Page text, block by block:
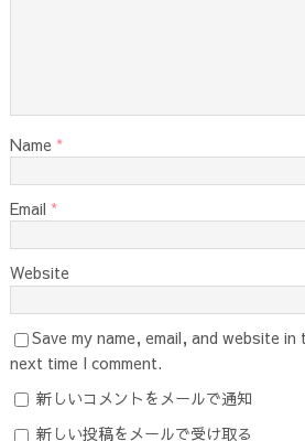
Name *
Email *
Website
Save my name, email, and website
next time I comment.
新しいコメントをメールで通知
新しい投稿をメールで受け取る